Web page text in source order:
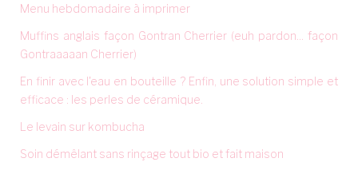
Menu hebdomadaire à imprimer
Muffins anglais façon Gontran Cherrier (euh pardon... façon
Gontraaaaan Cherrier)
En finir avec l'eau en bouteille ? Enfin, une solution simple et
efficace : les perles de céramique.
Le levain sur kombucha
Soin démêlant sans rinçage tout bio et fait maison